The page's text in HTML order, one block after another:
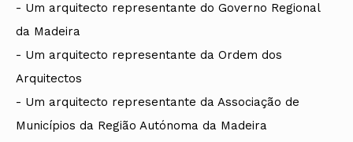
- Um arquitecto representante do Governo Regional
da Madeira
- Um arquitecto representante da Ordem dos
Arquitectos
- Um arquitecto representante da Associação de
Municípios da Região Autónoma da Madeira